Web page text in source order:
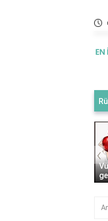
evlendiğini gelinlik giydiğini görmek
‹